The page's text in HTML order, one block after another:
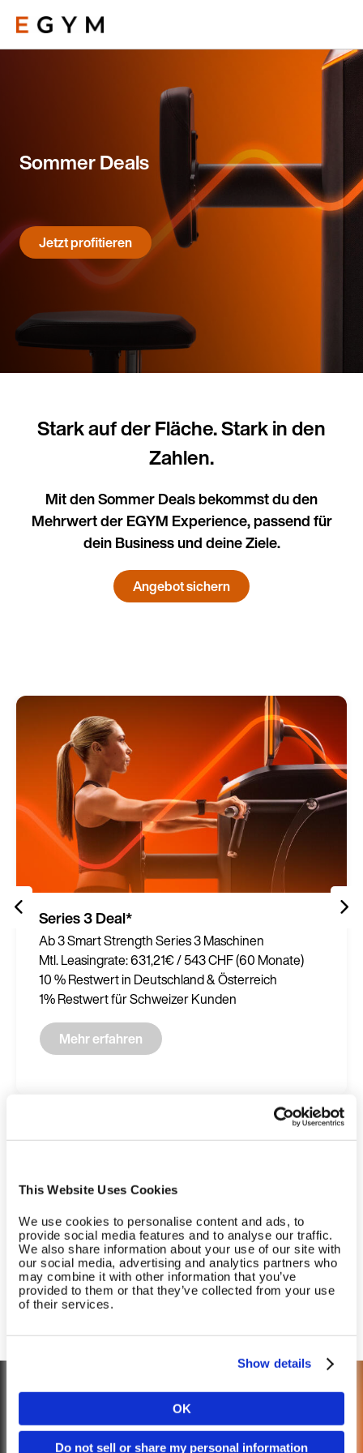
This Website Uses Cookies
We use cookies to personalise content and ads, to
provide social media features and to analyse our traffic.
We also share information about your use of our site with
our social media, advertising and analytics partners who
may combine it with other information that you’ve
provided to them or that they’ve collected from your use
of their services.
Show details
OK
Do not sell or share my personal information
zum
Inhalt
Sommer Deals
Jetzt profitieren
Stark auf der Fläche. Stark in den
Zahlen.
Mit den Sommer Deals bekommst du den
Mehrwert der EGYM Experience, passend für
dein Business und deine Ziele.
Angebot sichern
Series 3 Deal*
Ab 3 Smart Strength Series 3 Maschinen
Mtl. Leasingrate: 631,21€ / 543 CHF (60 Monate)
10 % Restwert in Deutschland & Österreich
1% Restwert für Schweizer Kunden
Mehr erfahren
Welcher Deal passt am Besten zu
Wir beraten dich gern persönlich zu allen Details
unserer Sommer Deals und finden gemeinsam
das beste Angebot für dich und dein Business.
Lass uns sprechen
Entdecke die EGYM Lösung